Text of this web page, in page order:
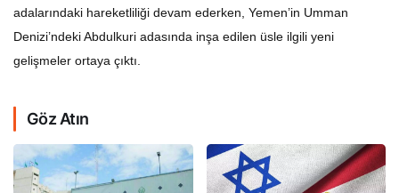
adalarındaki hareketliliği devam ederken, Yemen’in Umman
Denizi’ndeki Abdulkuri adasında inşa edilen üsle ilgili yeni
gelişmeler ortaya çıktı.
Göz Atın